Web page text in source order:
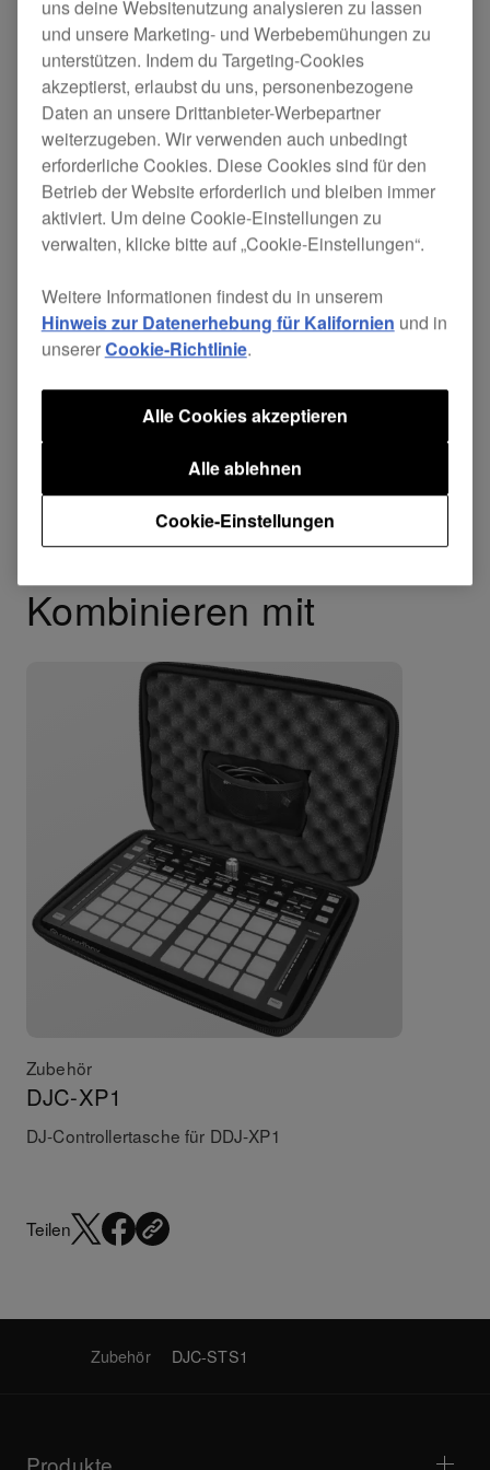
Mit diesem robusten Ständer in genau der
richtigen Arbeitshöhe holst du dir für deine
Performances noch mehr Komfort ans DJ-Pult. Er
eignet sich für denAdd-on-Controller DDJ-XP1
dieRemix-Station RMX-1000oder einen Laptop.
$179
Jetzt kaufen
Händlersuche
Technische DatenSupport
Kombinieren mit
Zubehör
DJC-XP1
DJ-Controllertasche für DDJ-XP1
Teilen
Zubehör DJC-STS1
uns deine Websitenutzung analysieren zu lassen
und unsere Marketing- und Werbebemühungen zu
unterstützen. Indem du Targeting-Cookies
akzeptierst, erlaubst du uns, personenbezogene
Daten an unsere Drittanbieter-Werbepartner
weiterzugeben. Wir verwenden auch unbedingt
erforderliche Cookies. Diese Cookies sind für den
Betrieb der Website erforderlich und bleiben immer
aktiviert. Um deine Cookie-Einstellungen zu
verwalten, klicke bitte auf „Cookie-Einstellungen“.
Weitere Informationen findest du in unserem
Hinweis zur Datenerhebung für Kalifornien und in
unsererCookie-Richtlinie.
Cookie-Einstellungen
Alle ablehnen
Alle Cookies akzeptieren